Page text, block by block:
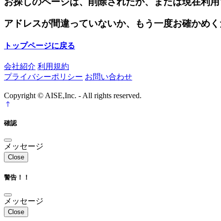
アドレスが間違っていないか、もう一度お確かめ
トップページに戻る
会社紹介 利用規約
プライバシーポリシー お問い合わせ
Copyright © AISE,Inc. - All rights reserved.
確認
メッセージ
Close
警告！！
メッセージ
Close